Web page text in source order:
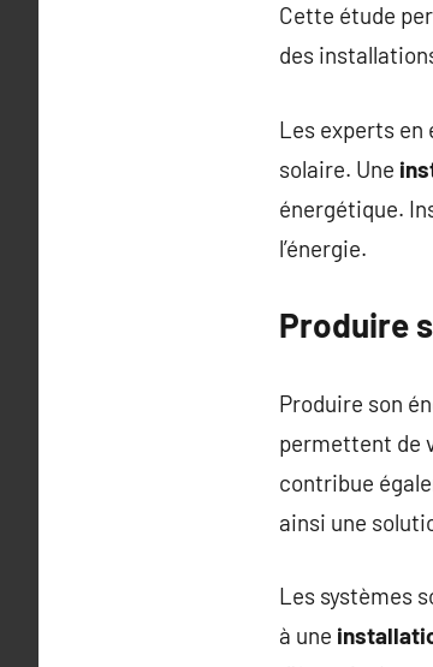
Cette étude
des
Les experts
solaire. Une
énergétique.
l’énergie.
Produire
Produire son
permettent de
contribue
ainsi une
Les systèmes
à une